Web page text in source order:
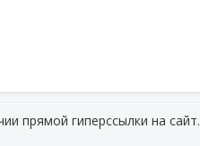
прямой гиперссылки на сайт.